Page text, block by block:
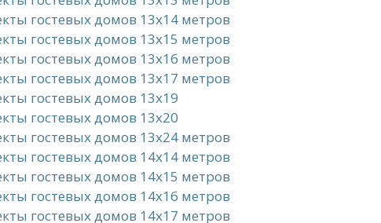
гостевых домов 13x14 метров
гостевых домов 13x15 метров
гостевых домов 13x16 метров
гостевых домов 13x17 метров
гостевых домов 13x19
гостевых домов 13x20
гостевых домов 13x24 метров
гостевых домов 14x14 метров
гостевых домов 14x15 метров
гостевых домов 14x16 метров
гостевых домов 14x17 метров